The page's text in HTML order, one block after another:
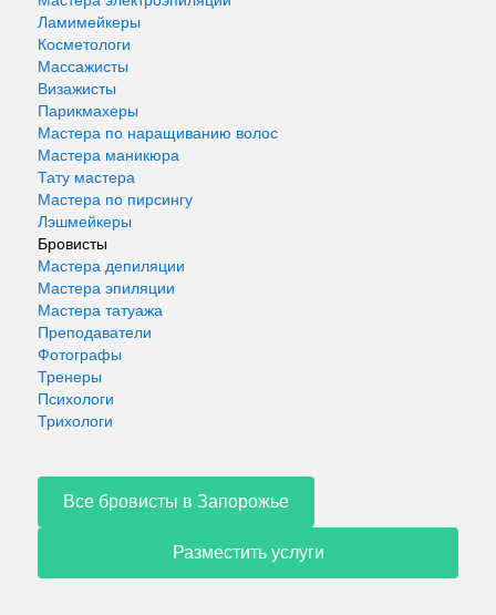
Ламимейкеры
Косметологи
Массажисты
Визажисты
Парикмахеры
Мастера по наращиванию волос
Мастера маникюра
Тату мастера
Мастера по пирсингу
Лэшмейкеры
Бровисты
Мастера депиляции
Мастера эпиляции
Мастера татуажа
Преподаватели
Фотографы
Тренеры
Психологи
Трихологи
Все бровисты в Запорожье
Разместить услуги